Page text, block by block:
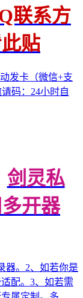
联系方
贴
发卡（微信+支
请码：24小时自
剑灵私
开器
器。2、如若你是
配。3、如若需